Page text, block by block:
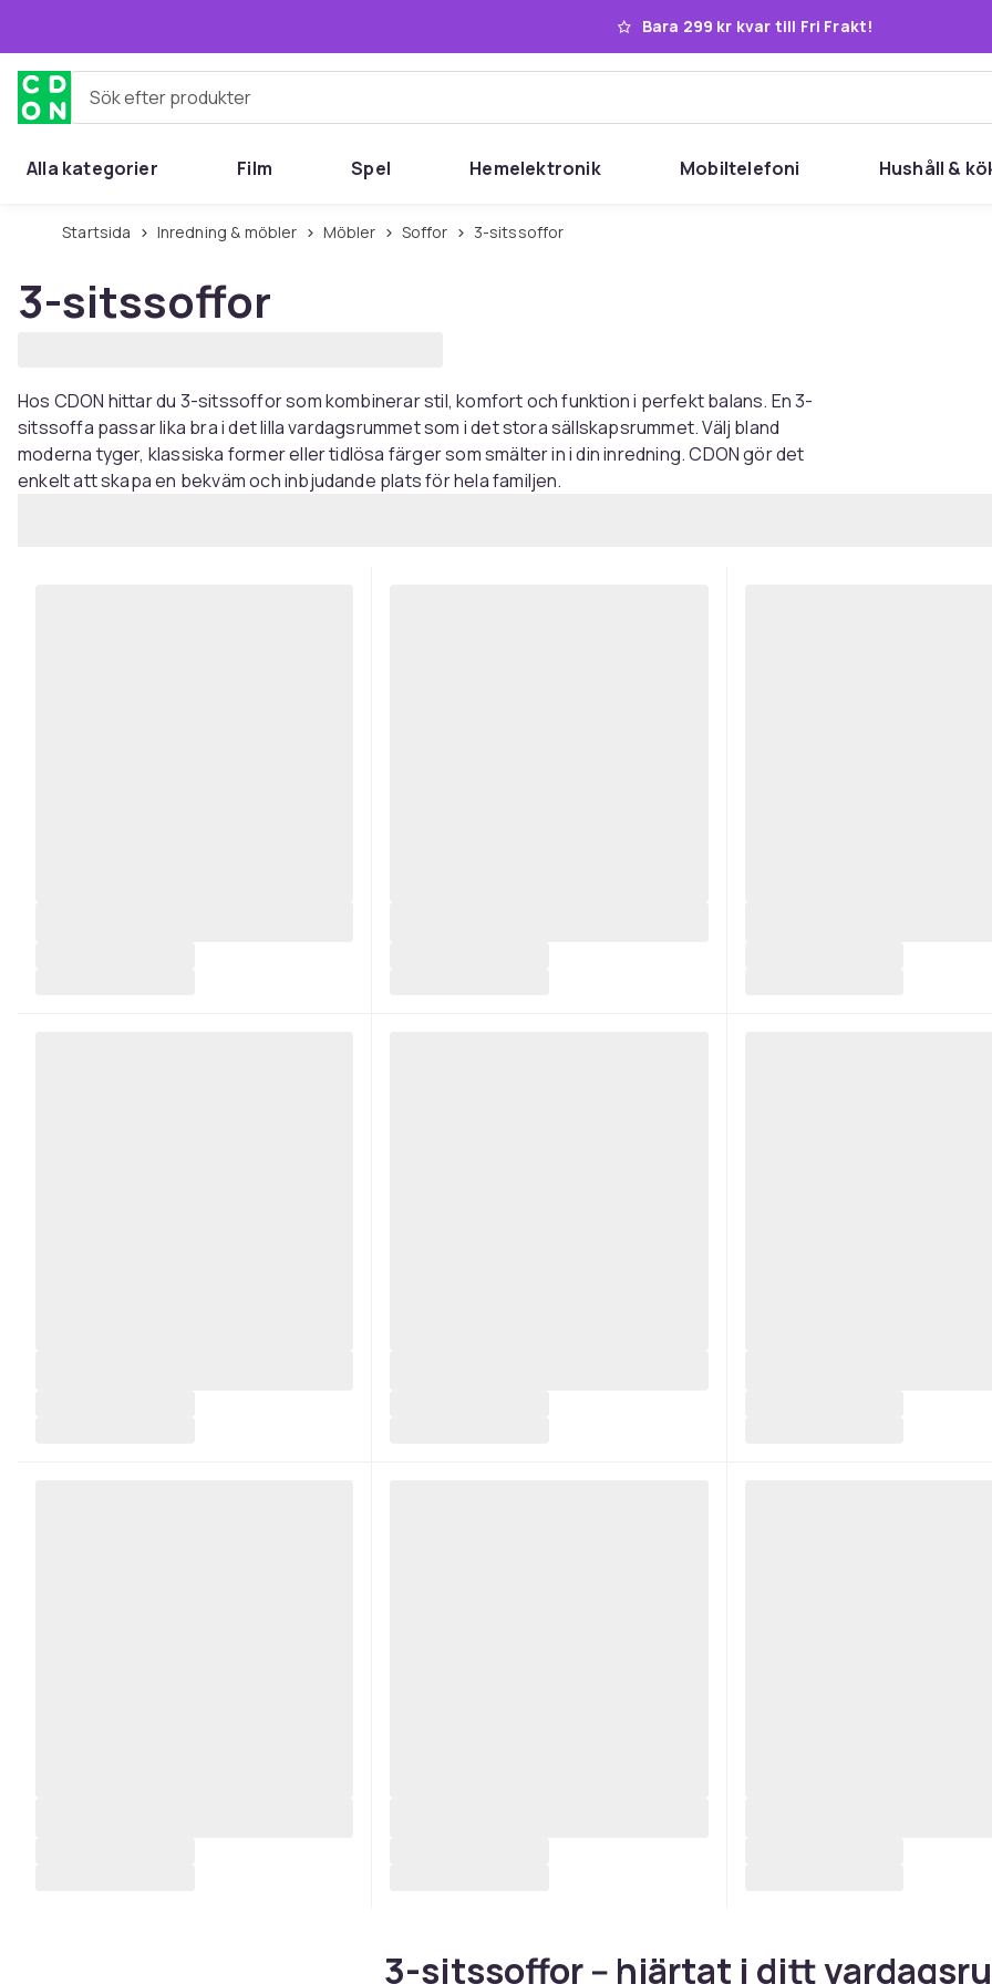
Bara 299 kr kvar till Fri Frakt!
Sök efter produkter
Alla kategorier Film Spel Hemelektronik Mobiltelefoni Hushåll &
Startsida Inredning & möbler Möbler Soffor 3-sitssoffor
3-sitssoffor
Hos CDON hittar du 3-sitssoffor som kombinerar stil, komfort och funktion i perfekt balans. En 3-
sitssoffa passar lika bra i det lilla vardagsrummet som i det stora sällskapsrummet. Välj bland
moderna tyger, klassiska former eller tidlösa färger som smälter in i din inredning. CDON gör det
enkelt att skapa en bekväm och inbjudande plats för hela familjen.
3-sitssoffor -- hjärtat i ditt